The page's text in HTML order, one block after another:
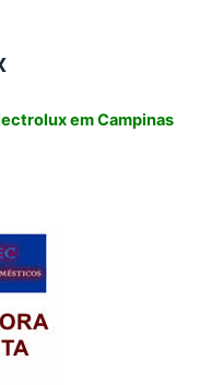
em Campinas